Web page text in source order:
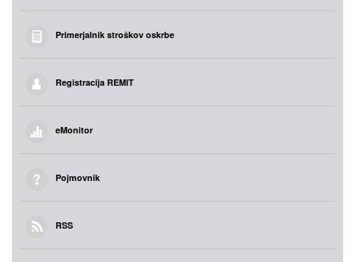
Primerjalnik stroškov oskrbe
Registracija REMIT
eMonitor
Pojmovnik
RSS